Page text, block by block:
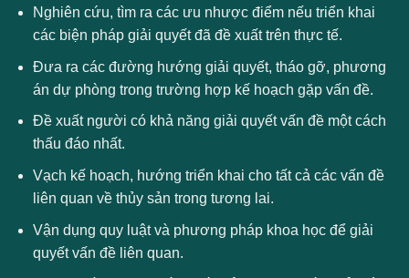
Nghiên cứu, tìm ra các ưu nhược điểm nếu triển khai
các biện pháp giải quyết đã đề xuất trên thực tế.
Đưa ra các đường hướng giải quyết, tháo gỡ, phương
án dự phòng trong trường hợp kế hoạch gặp vấn đề.
Đề xuất người có khả năng giải quyết vấn đề một cách
thấu đáo nhất.
Vạch kế hoạch, hướng triển khai cho tất cả các vấn đề
liên quan về thủy sản trong tương lai.
Vận dụng quy luật và phương pháp khoa học để giải
quyết vấn đề liên quan.